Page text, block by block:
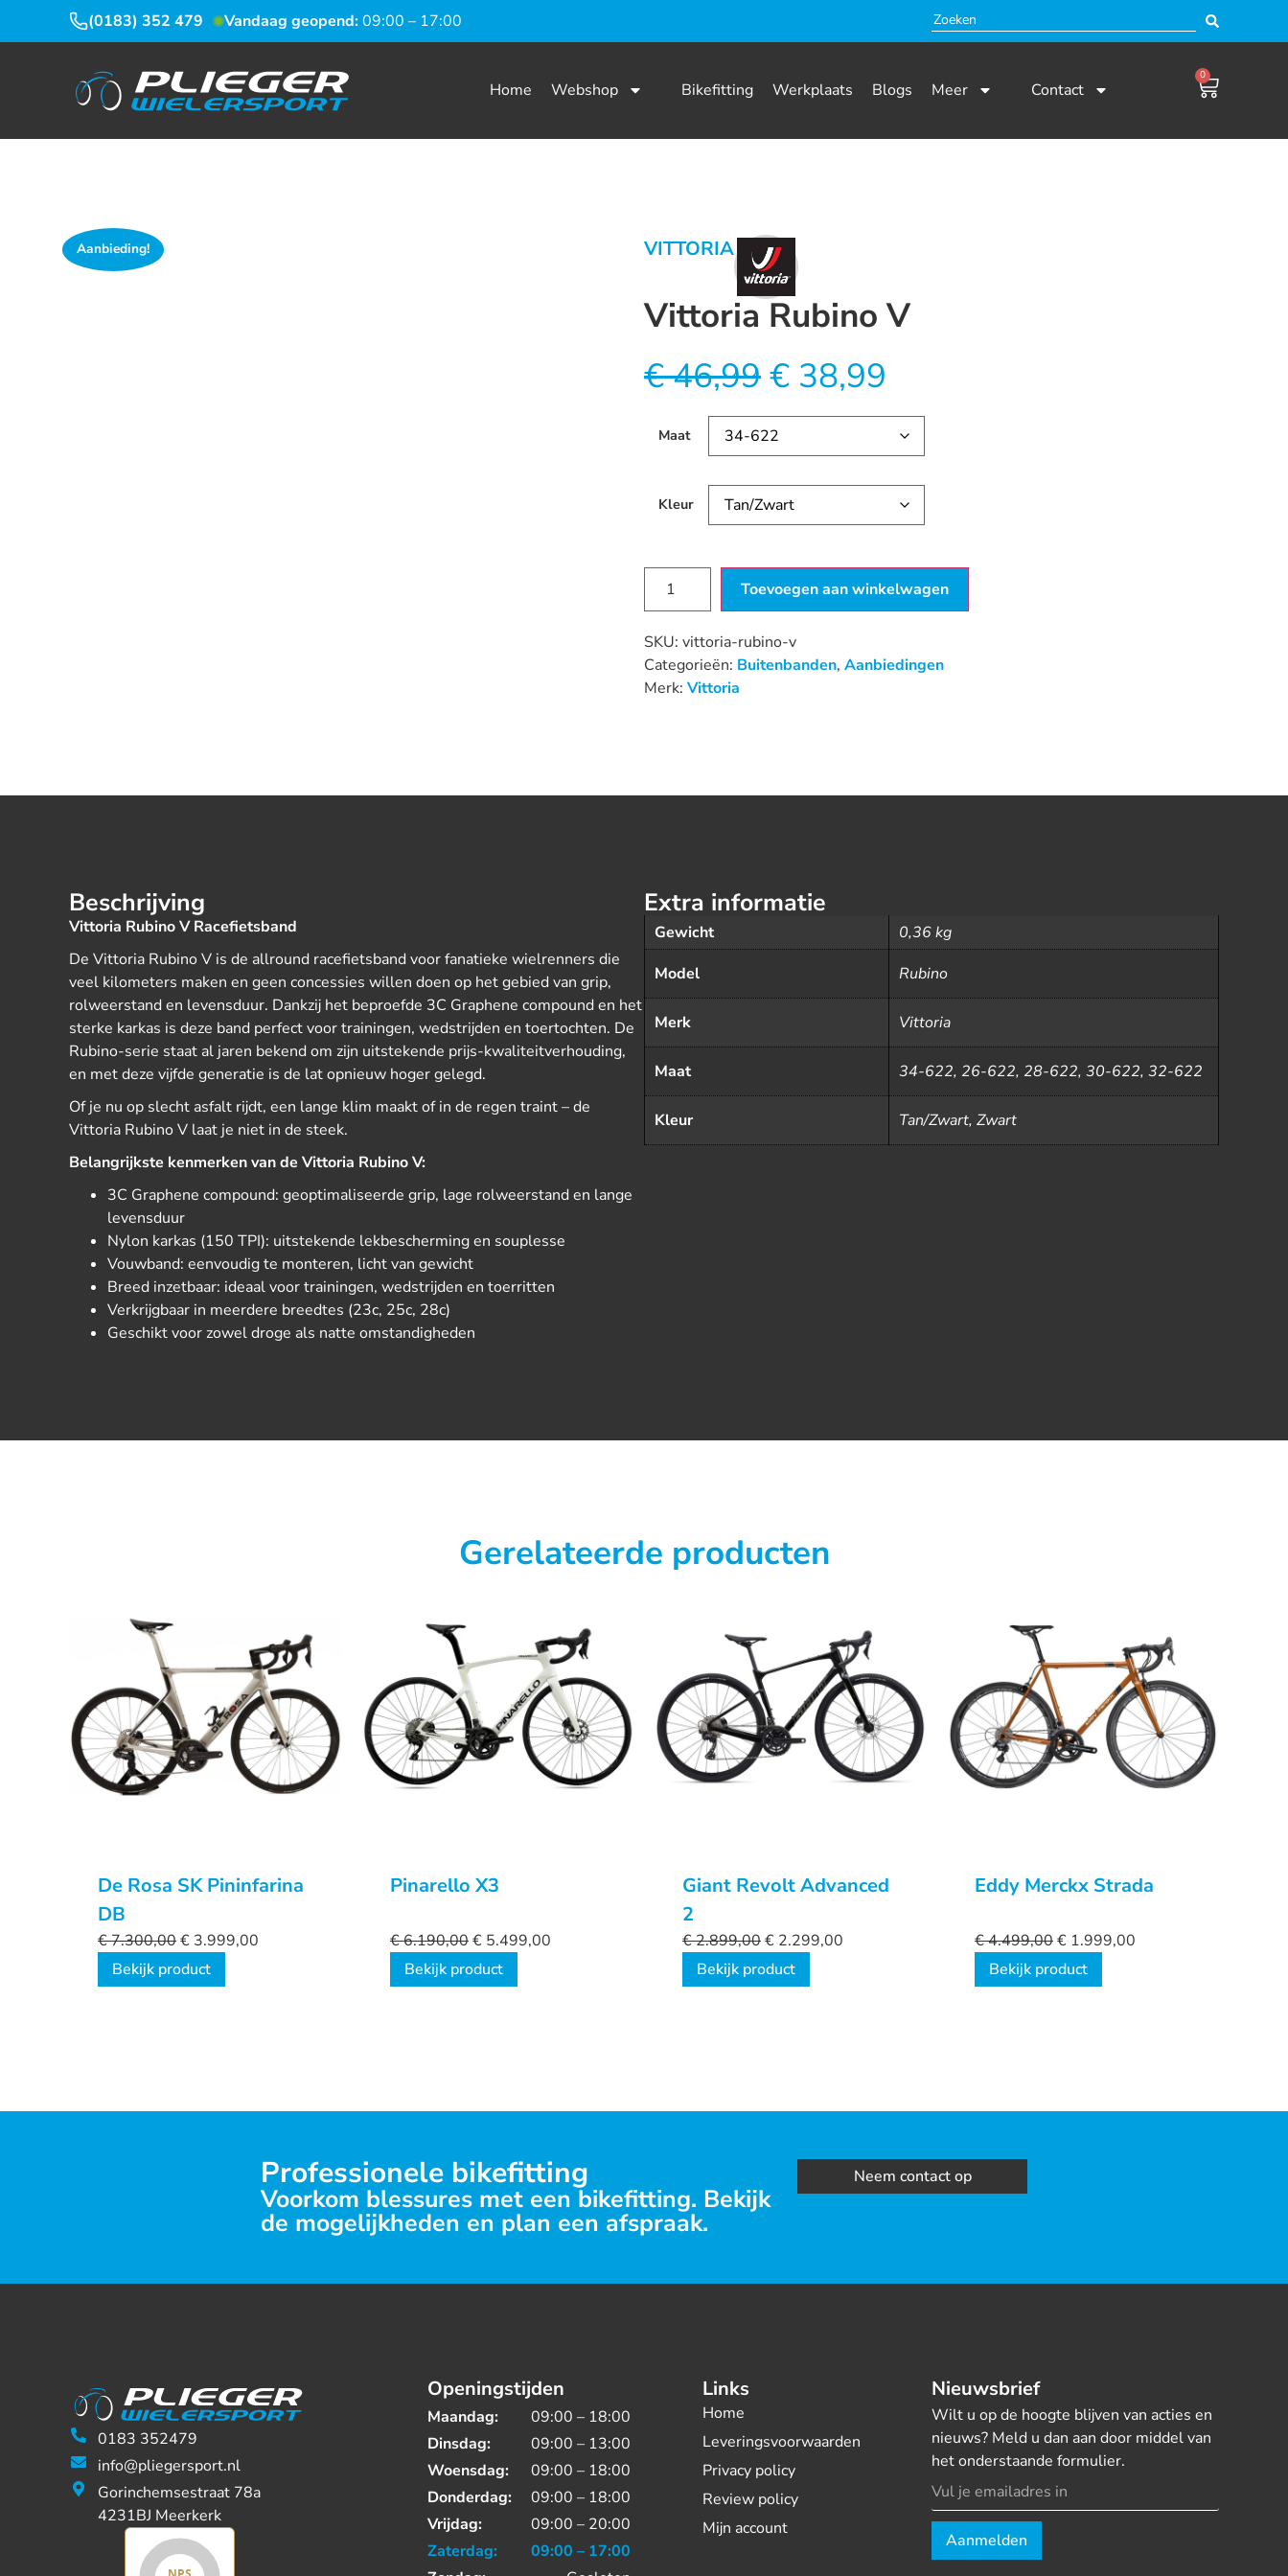
(0183) 352 479 Vandaag geopend:09:00 – 17:00
Home Webshop Bikefitting Werkplaats Blogs Meer Contact
0
Aanbieding! VITTORIA
Vittoria Rubino V
€46,99€ 38,99
Maat
Kleur
Toevoegen aan winkelwagen
SKU: vittoria-rubino-v
Categorieën: Buitenbanden, Aanbiedingen
Merk: Vittoria
Beschrijving
Vittoria Rubino V Racefietsband
De Vittoria Rubino V is de allround racefietsband voor fanatieke wielrenners die
veel kilometers maken en geen concessies willen doen op het gebied van grip,
rolweerstand en levensduur. Dankzij het beproefde 3C Graphene compound en het
sterke karkas is deze band perfect voor trainingen, wedstrijden en toertochten. De
Rubino-serie staat al jaren bekend om zijn uitstekende prijs-kwaliteitverhouding,
en met deze vijfde generatie is de lat opnieuw hoger gelegd.
Of je nu op slecht asfalt rijdt, een lange klim maakt of in de regen traint – de
Vittoria Rubino V laat je niet in de steek.
Belangrijkste kenmerken van de Vittoria Rubino V:
3C Graphene compound: geoptimaliseerde grip, lage rolweerstand en lange
levensduur
Nylon karkas (150 TPI): uitstekende lekbescherming en souplesse
Vouwband: eenvoudig te monteren, licht van gewicht
Breed inzetbaar: ideaal voor trainingen, wedstrijden en toerritten
Verkrijgbaar in meerdere breedtes (23c, 25c, 28c)
Geschikt voor zowel droge als natte omstandigheden
Extra informatie
Gewicht
0,36 kg
Model
Rubino
Merk Vittoria
Maat 34-622, 26-622, 28-622, 30-622, 32-622
Kleur Tan/Zwart, Zwart
Gerelateerde producten
De Rosa SK Pininfarina
DB
€7.300,00€ 3.999,00
Bekijk product
Pinarello X3
€6.190,00€ 5.499,00
Bekijk product
Giant Revolt Advanced
2
€2.899,00€ 2.299,00
Bekijk product
Eddy Merckx Strada
€4.499,00€ 1.999,00
Bekijk product
Professionele bikefitting
Voorkom blessures met een bikefitting. Bekijk
de mogelijkheden en plan een afspraak.
Neem contact op
0183 352479
info@pliegersport.nl
Gorinchemsestraat 78a
4231BJ Meerkerk
Openingstijden
Maandag:
09:00 – 18:00
Dinsdag:
09:00 – 13:00
Woensdag:
09:00 – 18:00
Donderdag:
09:00 – 18:00
Vrijdag:
09:00 – 20:00
Zaterdag:
09:00 – 17:00
Links
Home
Leveringsvoorwaarden
Privacy policy
Review policy
Mijn account
Nieuwsbrief
Wilt u op de hoogte blijven van acties en
nieuws? Meld u dan aan door middel van
het onderstaande formulier.
Aanmelden